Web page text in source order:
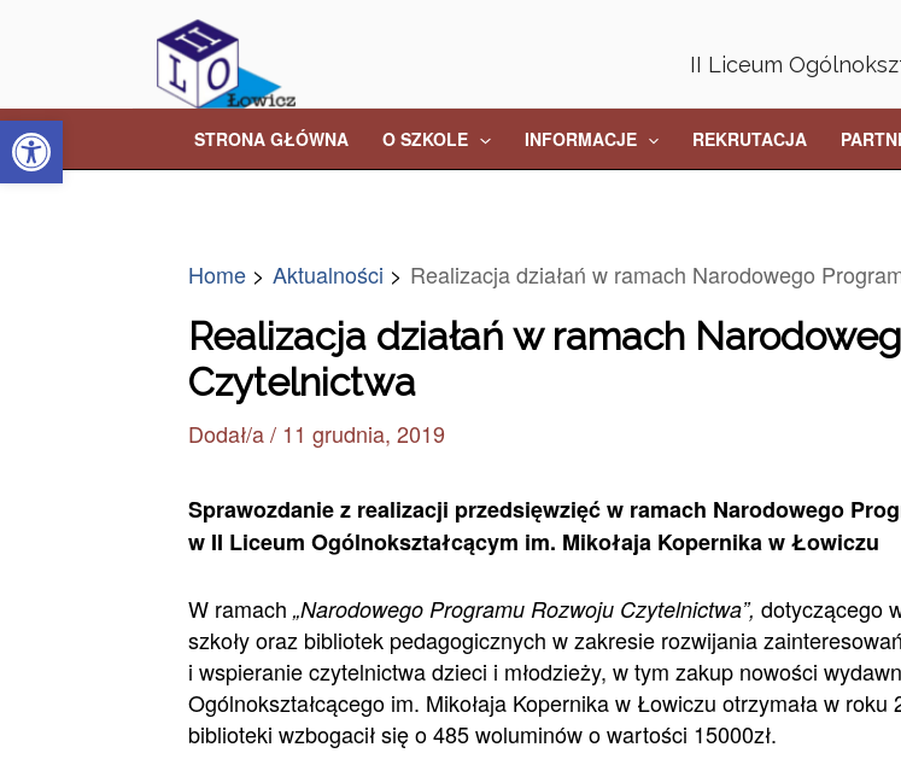
Open toolbar
II Liceum
STRONA GŁÓWNA O SZKOLE INFORMACJE REKRUTACJA
Home Aktualności Realizacja działań w ramach Narodowego
Realizacja działań w ramach
Czytelnictwa
Dodał/a/ 11 grudnia, 2019
Sprawozdanie z realizacji przedsięwzięć w ramach Narodowego
w II Liceum Ogólnokształcącym im. Mikołaja Kopernika w Łowiczu
W ramach „Narodowego Programu Rozwoju Czytelnictwa”, dotyczącego
szkoły oraz bibliotek pedagogicznych w zakresie rozwijania
i wspieranie czytelnictwa dzieci i młodzieży, w tym zakup nowości
Ogólnokształcącego im. Mikołaja Kopernika w Łowiczu otrzymała w
biblioteki wzbogacił się o 485 woluminów o wartości 15000zł.
Post
navigation